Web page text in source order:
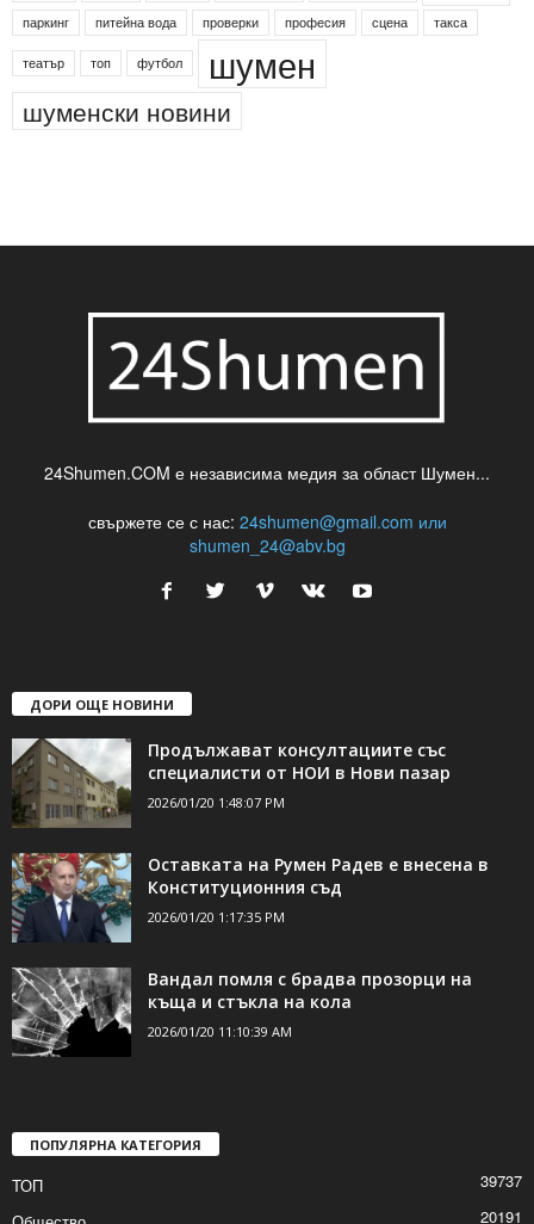
паркинг питейна вода проверки професия сцена такса
театър топ футбол шумен
шуменски новини
24Shumen.COM е независима медия за област Шумен...
свържете се с нас: 24shumen@gmail.com или
shumen_24@abv.bg
ДОРИ ОЩЕ НОВИНИ
Продължават консултациите със
специалисти от НОИ в Нови пазар
2026/01/20 1:48:07 PM
Оставката на Румен Радев е внесена в
Конституционния съд
2026/01/20 1:17:35 PM
Вандал помля с брадва прозорци на
къща и стъкла на кола
2026/01/20 11:10:39 AM
ПОПУЛЯРНА КАТЕГОРИЯ
ТОП
39737
20191